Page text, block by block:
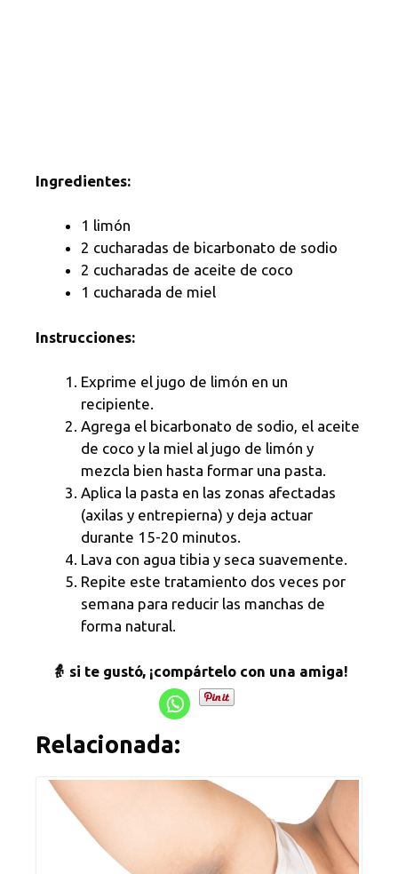
Ingredientes:
1 limón
2 cucharadas de bicarbonato de sodio
2 cucharadas de aceite de coco
1 cucharada de miel
Instrucciones:
Exprime el jugo de limón en un
recipiente.
Agrega el bicarbonato de sodio, el aceite
de coco y la miel al jugo de limón y
mezcla bien hasta formar una pasta.
Aplica la pasta en las zonas afectadas
(axilas y entrepierna) y deja actuar
durante 15-20 minutos.
Lava con agua tibia y seca suavemente.
Repite este tratamiento dos veces por
semana para reducir las manchas de
forma natural.
👵 si te gustó, ¡compártelo con una amiga!
Relacionada: